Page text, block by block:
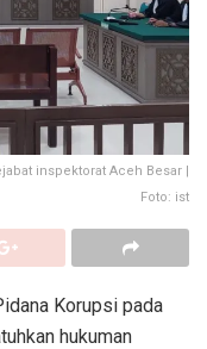
inspektorat Aceh Besar |
Foto: ist
Korupsi pada
hukuman